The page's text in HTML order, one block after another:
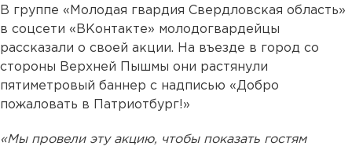
В группе «Молодая гвардия Свердловская область»
в соцсети «ВКонтакте» молодогвардейцы
рассказали о своей акции. На въезде в город со
стороны Верхней Пышмы они растянули
пятиметровый баннер с надписью «Добро
пожаловать в Патриотбург!»
«Мы провели эту акцию, чтобы показать гостям